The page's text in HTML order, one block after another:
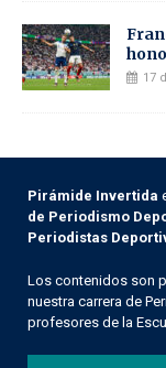
17
Pirámide Invertida
de Periodismo
Periodistas
Los contenidos son
nuestra carrera de
profesores de la